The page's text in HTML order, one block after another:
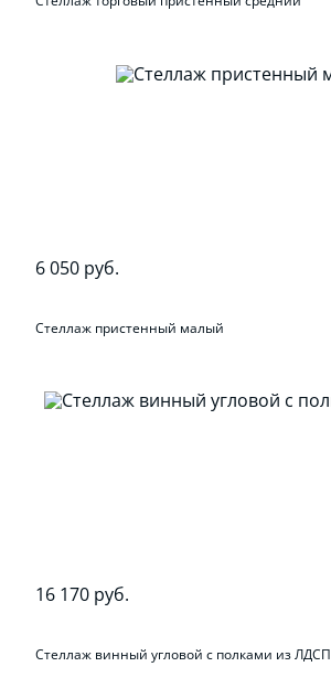
6 050 руб.
Стеллаж пристенный малый
16 170 руб.
Стеллаж винный угловой с полками из ЛДСП